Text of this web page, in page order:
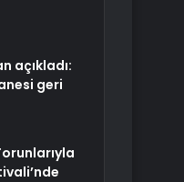
açıkladı:
geri